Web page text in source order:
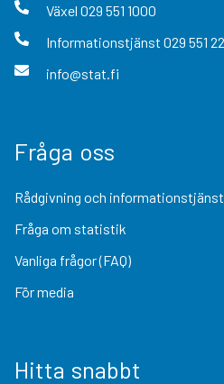
Växel 029 551 1000
Informationstjänst 029 551
info@stat.fi
Fråga oss
Rådgivning och informationstjänst
Fråga om statistik
Vanliga frågor (FAQ)
För media
Hitta snabbt